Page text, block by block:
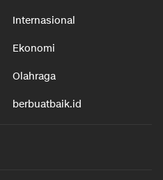
Internasional
Ekonomi
Olahraga
berbuatbaik.id